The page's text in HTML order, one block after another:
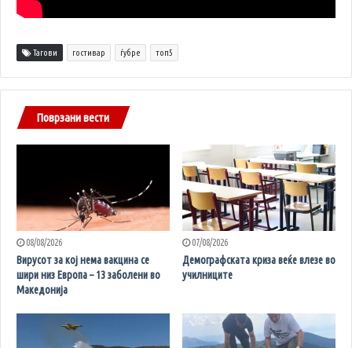
Тагови гостивар ѓубре топ5
Поврзани вести
08/08/2026
Вирусот за кој нема вакцина се
шири низ Европа – 13 заболени во
Македонија
07/08/2026
Демографската криза веќе влезе во
училниците